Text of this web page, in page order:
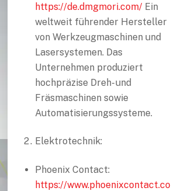
https://de.dmgmori.com/ Ein
weltweit führender Hersteller
von Werkzeugmaschinen und
Lasersystemen. Das
Unternehmen produziert
hochpräzise Dreh- und
Fräsmaschinen sowie
Automatisierungssysteme.
Elektrotechnik:
Phoenix Contact:
https://www.phoenixcontact.co